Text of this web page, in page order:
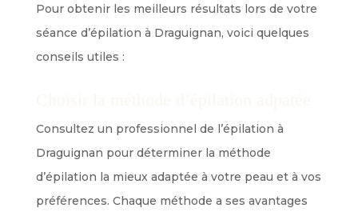
Pour obtenir les meilleurs résultats lors de votre
séance d’épilation à Draguignan, voici quelques
conseils utiles :
Consultez un professionnel de l’épilation à
Draguignan pour déterminer la méthode
d’épilation la mieux adaptée à votre peau et à vos
préférences. Chaque méthode a ses avantages